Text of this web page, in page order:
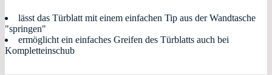
lässt das Türblatt mit einem einfachen Tip aus der Wandtasche
"springen"
ermöglicht ein einfaches Greifen des Türblatts auch bei
Kompletteinschub